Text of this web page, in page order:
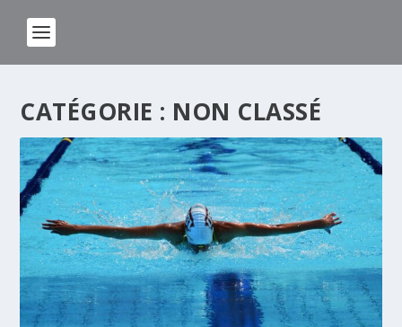
CATÉGORIE : NON CLASSÉ